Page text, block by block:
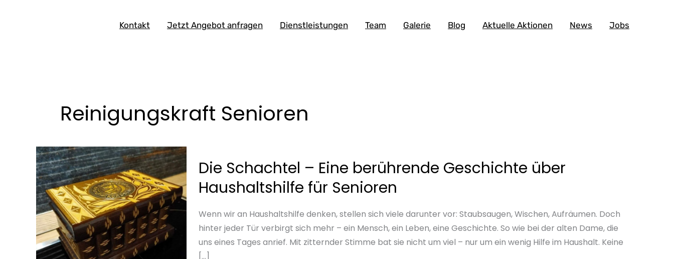
Kontakt Jetzt Angebot anfragen Dienstleistungen Team Galerie Blog Aktuelle Aktionen News Jobs
Reinigungskraft Senioren
Die Schachtel – Eine berührende Geschichte über
Haushaltshilfe für Senioren
Wenn wir an Haushaltshilfe denken, stellen sich viele darunter vor: Staubsaugen, Wischen, Aufräumen. Doch
hinter jeder Tür verbirgt sich mehr – ein Mensch, ein Leben, eine Geschichte. So wie bei der alten Dame, die
uns eines Tages anrief. Mit zitternder Stimme bat sie nicht um viel – nur um ein wenig Hilfe im Haushalt. Keine
[…]
Schachtel
–
Eine
berührende
Geschichte
Haushaltshilfe